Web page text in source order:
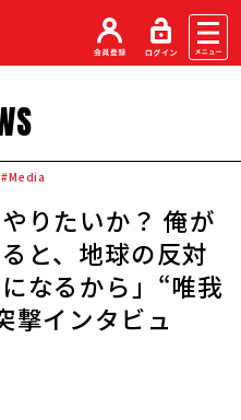
#Media
りたいか？ 俺が
と、地球の反対
なるから」“唯我
撃インタビュ